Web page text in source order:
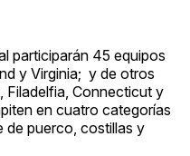
participarán 45 equipos
y Virginia; y de otros
Filadelfia, Connecticut y
en cuatro categorías
de puerco, costillas y